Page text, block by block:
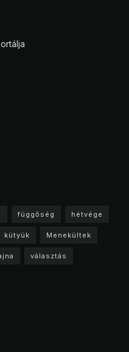
függőség hétvége
kütyük Menekültek
választás